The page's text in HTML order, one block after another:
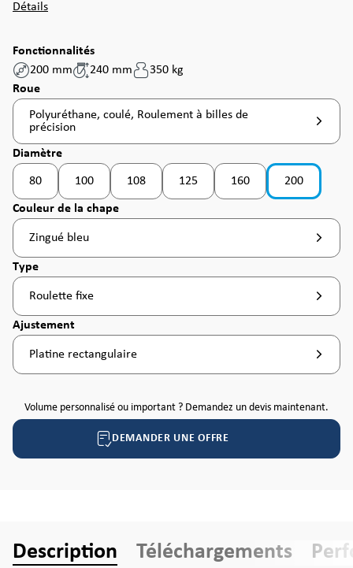
Détails
Fonctionnalités
200 mm
240 mm
350 kg
Sélectionnez
Roue
Polyuréthane, coulé, Roulement à billes de
précision
Sélectionnez
Diamètre
80
(Cette option n'est pas disponible pour le moment. )
100
(Cette option n'est pas disponible pour le moment. )
108
(Cette option n'est pas disponible pour le
125 160 200
Sélectionnez
Couleur de la chape
Zingué bleu
Sélectionnez
Type
Roulette fixe
Sélectionnez
Ajustement
Platine rectangulaire
Volume personnalisé ou important ? Demandez un devis maintenant.
DEMANDER UNE OFFRE
Description Téléchargements